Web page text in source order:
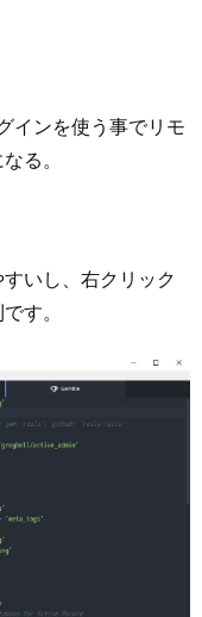
インを使う事でリモ
る。
いし、右クリック
す。